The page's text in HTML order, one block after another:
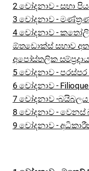
2 චෝදනාව - සභා
3 චෝදනාව -
4 චෝදනාව -
ඕතඩොක්ස් සභාව
අපෝස්තලික
5 චෝදනාව -
6 චෝදනාව -
7 චෝදනාව -
8 චෝදනාව - වෙනස්
9 චෝදනාව -